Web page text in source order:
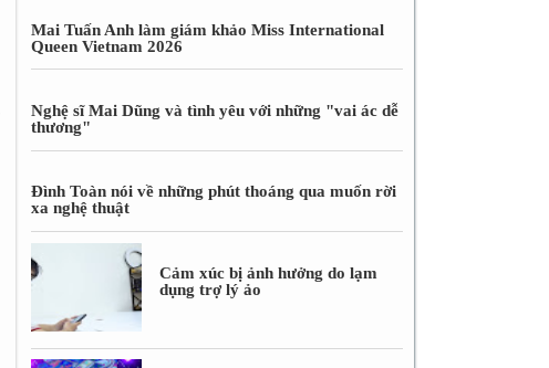
Mai Tuấn Anh làm giám khảo Miss International
Queen Vietnam 2026
Nghệ sĩ Mai Dũng và tình yêu với những "vai ác dễ
thương"
Đình Toàn nói về những phút thoáng qua muốn rời
xa nghệ thuật
Cảm xúc bị ảnh hưởng do lạm
dụng trợ lý ảo